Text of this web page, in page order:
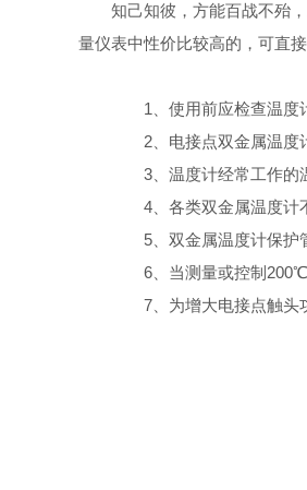
知己知彼，方能百战不殆
量仪表中性价比较高的，可直
1、使用前应检查温度计
2、电接点双金属温度计
3、温度计经常工作的温
4、各类双金属温度计不
5、双金属温度计保护管
6、当测量或控制200℃
7、为增大电接点触头功